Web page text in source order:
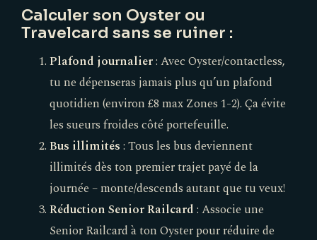
Calculer son Oyster ou
Travelcard sans se ruiner :
Plafond journalier: Avec Oyster/contactless,
tu ne dépenseras jamais plus qu’un plafond
quotidien (environ £8 max Zones 1-2). Ça évite
les sueurs froides côté portefeuille.
Bus illimités : Tous les bus deviennent
illimités dès ton premier trajet payé de la
journée – monte/descends autant que tu veux!
Réduction Senior Railcard : Associe une
Senior Railcard à ton Oyster pour réduire de